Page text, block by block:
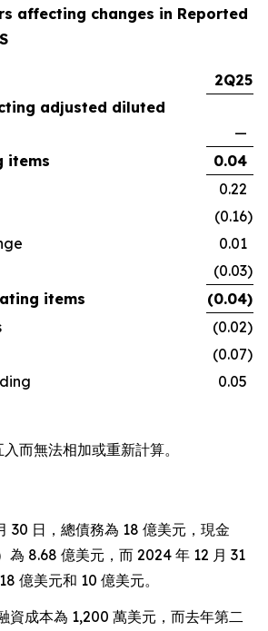
affecting changes in Reported
2Q25
adjusted diluted
—
items
0.04
0.22
(0.16)
0.01
(0.03)
items
(0.04)
(0.02)
(0.07)
0.05
而無法相加或重新計算。
30 日，總債務為 18 億美元，現金
為 8.68 億美元，而 2024 年 12 月 31
億美元和 10 億美元。
資成本為 1,200 萬美元，而去年第二